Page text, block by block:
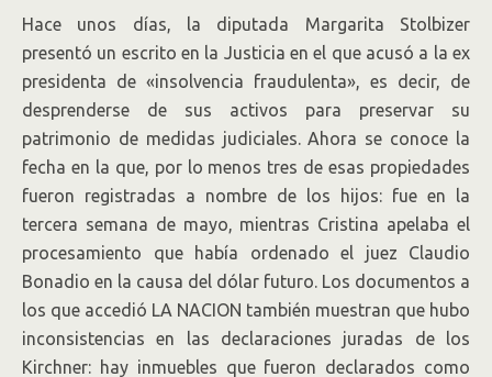
Hace unos días, la diputada Margarita Stolbizer
presentó un escrito en la Justicia en el que acusó a la ex
presidenta de «insolvencia fraudulenta», es decir, de
desprenderse de sus activos para preservar su
patrimonio de medidas judiciales. Ahora se conoce la
fecha en la que, por lo menos tres de esas propiedades
fueron registradas a nombre de los hijos: fue en la
tercera semana de mayo, mientras Cristina apelaba el
procesamiento que había ordenado el juez Claudio
Bonadio en la causa del dólar futuro. Los documentos a
los que accedió LA NACION también muestran que hubo
inconsistencias en las declaraciones juradas de los
Kirchner: hay inmuebles que fueron declarados como